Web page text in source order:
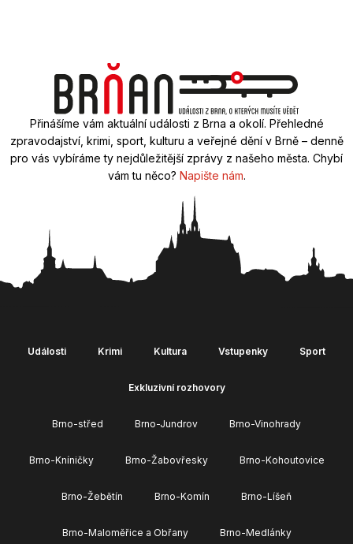
Přinášíme vám aktuální události z Brna a okolí. Přehledné
zpravodajství, krimi, sport, kulturu a veřejné dění v Brně – denně
pro vás vybíráme ty nejdůležitější zprávy z našeho města. Chybí
vám tu něco? Napište nám.
Události Krimi Kultura Vstupenky Sport
Exkluzivní rozhovory
Brno-střed Brno-Jundrov Brno-Vinohrady
Brno-Kníničky Brno-Žabovřesky Brno-Kohoutovice
Brno-Žebětín Brno-Komín Brno-Líšeň
Brno-Maloměřice a Obřany Brno-Medlánky